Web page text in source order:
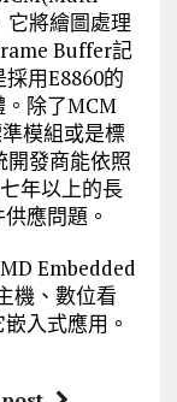
將繪圖處理
Buffer記
用E8860的
除了MCM
模組或是標
開發商能依照
年以上的長
應問題。
Embedded
機、數位看
入式應用。